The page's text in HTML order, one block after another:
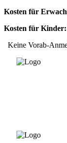
Kosten für
Kosten für Kinder:
Keine Vorab-